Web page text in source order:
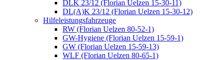
DLK 23/12 (Florian Uelzen 15-30-11)
DL(A)K 23/12 (Florian Uelzen 15-30-12)
Hilfeleistungsfahrzeuge
RW (Florian Uelzen 80-52-1)
GW-Hygiene (Florian Uelzen 15-59-1)
GW (Florian Uelzen 15-59-13)
WLF (Florian Uelzen 80-65-1)